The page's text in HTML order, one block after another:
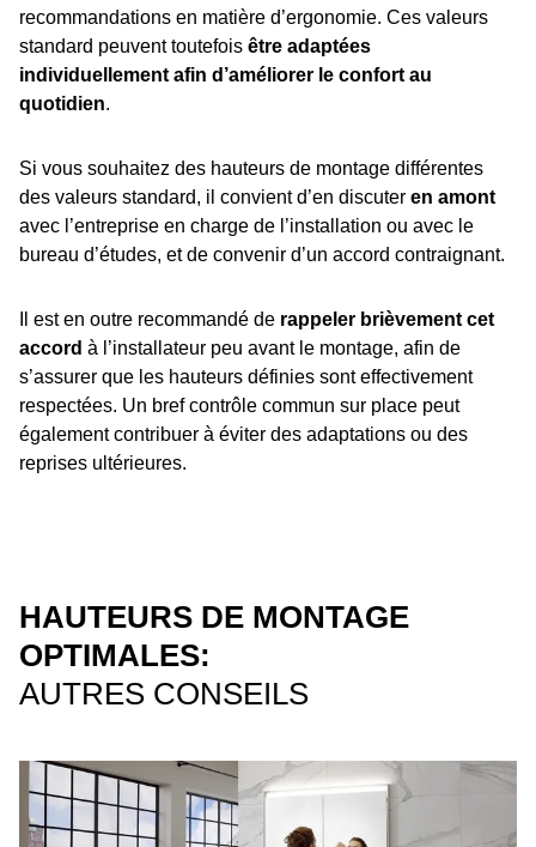
recommandations en matière d’ergonomie. Ces valeurs
standard peuvent toutefois être adaptées
individuellement afin d’améliorer le confort au
quotidien.
Si vous souhaitez des hauteurs de montage différentes
des valeurs standard, il convient d’en discuter en amont
avec l’entreprise en charge de l’installation ou avec le
bureau d’études, et de convenir d’un accord contraignant.
Il est en outre recommandé de rappeler brièvement cet
accord à l’installateur peu avant le montage, afin de
s’assurer que les hauteurs définies sont effectivement
respectées. Un bref contrôle commun sur place peut
également contribuer à éviter des adaptations ou des
reprises ultérieures.
HAUTEURS DE MONTAGE
OPTIMALES:
AUTRES CONSEILS